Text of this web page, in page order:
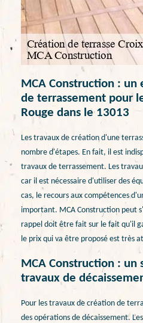
MCA Construction : un
de terrassement pour
Rouge dans le 13013
Les travaux de création d'une
nombre d'étapes. En fait, il est
travaux de terrassement. Les
car il est nécessaire d'utiliser des
cas, le recours aux compétences
important. MCA Construction peut
rappel doit être fait sur le fait qu'il
le prix qui va être proposé est très
MCA Construction : un
travaux de
Pour les travaux de création de
des opérations de décaissement.